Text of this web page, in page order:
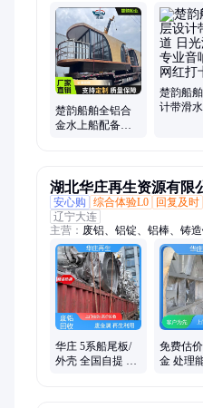
船、钢质船、铝合金船、旅游
楚韵船舶全铝合
金水上船配备会
楚韵船
计带滑
湖北华庄再生资源有限
安心购
综合体验L0 回复及时
辽宁大连
主营： 废铝、铝锭、铝棒、铸
铝、电解铝、A00、adc12、
华庄 5系船尾板/
外壳 全国自提 严
免费估
金 处理